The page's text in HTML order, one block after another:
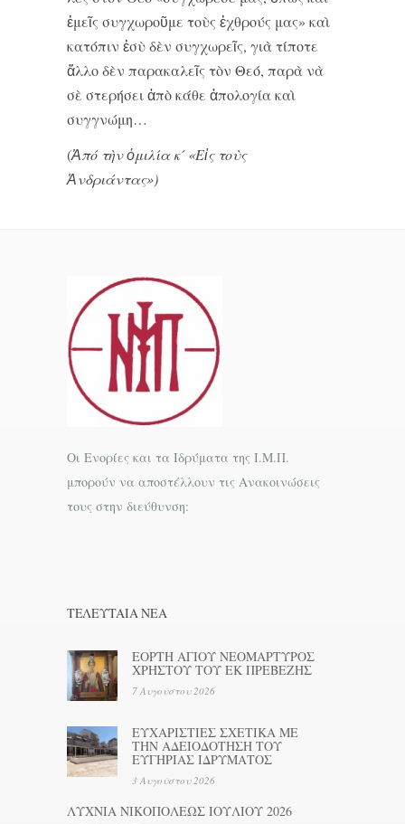
ἐμεῖς συγχωροῦμε τοὺς ἐχθρούς μας» καὶ
κατόπιν ἐσὺ δὲν συγχωρεῖς, γιὰ τίποτε
ἄλλο δὲν παρακαλεῖς τὸν Θεό, παρὰ νὰ
σὲ στερήσει ἀπὸ κάθε ἀπολογία καὶ
συγγνώμη…
(Ἀπό τὴν ὁμιλία κ´ «Εἰς τοὺς
Ἀνδριάντας»)
Οι Ενορίες και τα Ιδρύματα της Ι.Μ.Π.
μπορούν να αποστέλλουν τις Ανακοινώσεις
τους στην διεύθυνση:
ΤΕΛΕΥΤΑΊΑ ΝΕΑ
ΕΟΡΤΗ ΑΓΙΟΥ ΝΕΟΜΑΡΤΥΡΟΣ
ΧΡΗΣΤΟΥ ΤΟΥ ΕΚ ΠΡΕΒΕΖΗΣ
7 Αυγούστου 2026
ΕΥΧΑΡΙΣΤΙΕΣ ΣΧΕΤΙΚΑ ΜΕ
ΤΗΝ ΑΔΕΙΟΔΟΤΗΣΗ ΤΟΥ
ΕΥΓΗΡΙΑΣ ΙΔΡΥΜΑΤΟΣ
3 Αυγούστου 2026
ΛΥΧΝΙΑ ΝΙΚΟΠΟΛΕΩΣ ΙΟΥΛΙΟΥ 2026